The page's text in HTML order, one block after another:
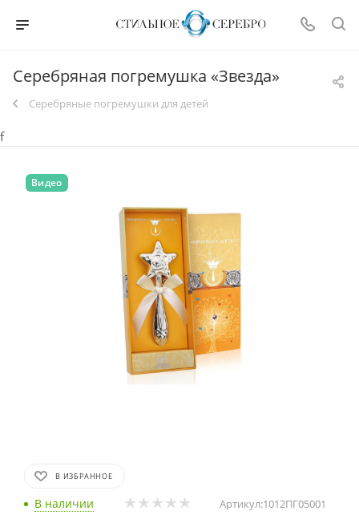
Серебряная погремушка «Звезда»
Серебряные погремушки для детей
f
Видео
В ИЗБРАННОЕ
В наличии Артикул:1012ПГ05001